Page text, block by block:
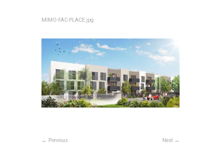
MIMO-FAC-PLACE.jpg
Next
Previous